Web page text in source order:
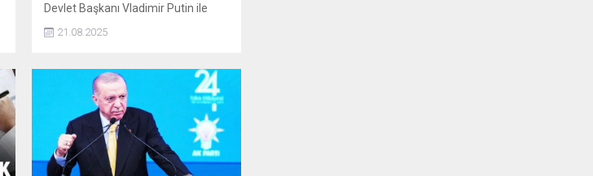
Devlet Başkanı Vladimir Putin ile
görüşme şartını açıkladı.
21.08.2025